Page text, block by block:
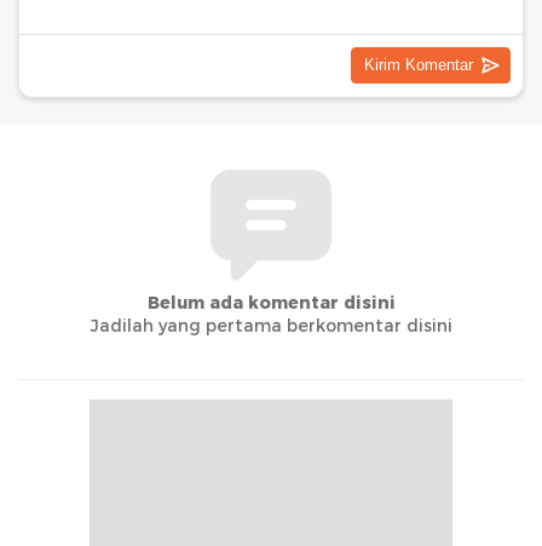
Belum ada komentar disini
Jadilah yang pertama berkomentar disini